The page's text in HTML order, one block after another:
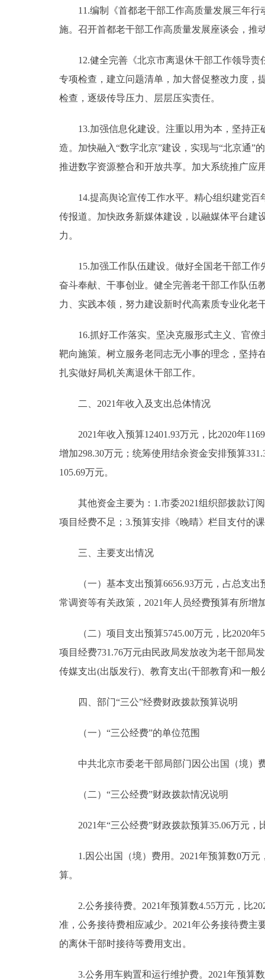
11.编制《首都老干部工作高质量发展三年行
施。召开首都老干部工作高质量发展座谈会，推
12.健全完善《北京市离退休干部工作领导责
专项检查，建立问题清单，加大督促整改力度，
检查，逐级传导压力、层层压实责任。
13.加强信息化建设。注重以用为本，坚持正
造。加快融入“数字北京”建设，实现与“北京通”
推进数字资源整合和开放共享。加大系统推广应
14.提高舆论宣传工作水平。精心组织建党百
传报道。加快政务新媒体建设，以融媒体平台建
力。
15.加强工作队伍建设。做好全国老干部工作
奋斗奉献、干事创业。健全完善老干部工作队伍
力、实践本领，努力建设新时代高素质专业化老
16.抓好工作落实。坚决克服形式主义、官僚
靶向施策。树立服务老同志无小事的理念，坚持
扎实做好局机关离退休干部工作。
二、2021年收入及支出总体情况
2021年收入预算12401.93万元，比2020年
增加298.30万元；统筹使用结余资金安排预算
105.69万元。
其他资金主要为：1.市委2021组织部拨款订阅
项目经费不足；3.预算安排《晚晴》栏目支付的
三、主要支出情况
（一）基本支出预算6656.93万元，占总支出预
常调资等有关政策，2021年人员经费预算有所增
（二）项目支出预算5745.00万元，比2020年
项目经费731.76万元由民政局发放改为老干部局
传媒支出(出版发行)、教育支出(干部教育)和一
四、部门“三公”经费财政拨款预算说明
（一）“三公经费”的单位范围
中共北京市委老干部局部门因公出国（境）费
（二）“三公经费”财政拨款情况说明
2021年“三公经费”财政拨款预算35.06万元，
1.因公出国（境）费用。2021年预算数0万元
算。
2.公务接待费。2021年预算数4.55万元，比
准，公务接待费相应减少。2021年公务接待费
的离休干部时接待等费用支出。
3.公务用车购置和运行维护费。2021年预算数